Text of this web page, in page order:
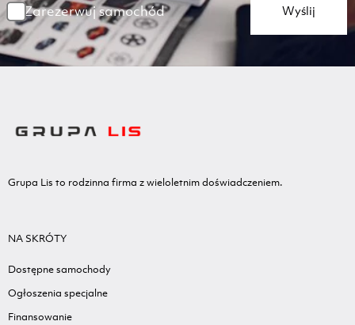
Zarezerwuj samochód Wyślij
Grupa Lis to rodzinna firma z wieloletnim doświadczeniem.
NA SKRÓTY
Dostępne samochody
Ogłoszenia specjalne
Finansowanie